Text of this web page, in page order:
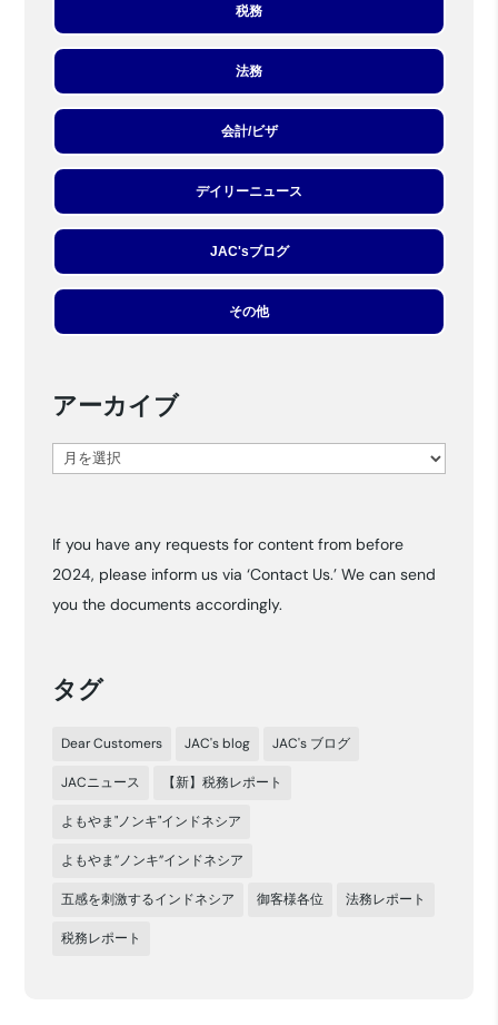
税務
法務
会計/ビザ
デイリーニュース
JAC'sブログ
その他
アーカイブ
ア
イ
ブ
If you have any requests for content from before
2024, please inform us via ‘Contact Us.’ We can send
you the documents accordingly.
タグ
Dear Customers JAC's blog JAC's ブログ
JACニュース 【新】税務レポート
よもやま"ノンキ"インドネシア
よもやま”ノンキ”インドネシア
五感を刺激するインドネシア 御客様各位 法務レポート
税務レポート